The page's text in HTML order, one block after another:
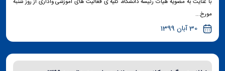
مورخ...
30 آبان 1399